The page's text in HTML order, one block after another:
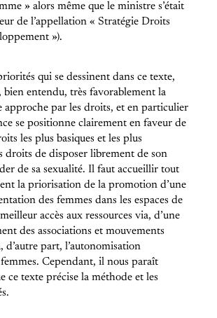
» alors même que le ministre s’était
de l’appellation « Stratégie Droits
»).
qui se dessinent dans ce texte,
bien entendu, très favorablement la
approche par les droits, et en particulier
se positionne clairement en faveur de
les plus basiques et les plus
droits de disposer librement de son
de sa sexualité. Il faut accueillir tout
la priorisation de la promotion d’une
des femmes dans les espaces de
accès aux ressources via, d’une
des associations et mouvements
d’autre part, l’autonomisation
Cependant, il nous paraît
ce texte précise la méthode et les